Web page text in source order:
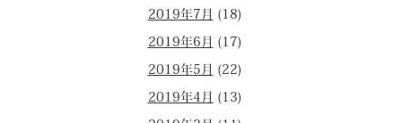
2019年7月 (18)
2019年6月 (17)
2019年5月 (22)
2019年4月 (13)